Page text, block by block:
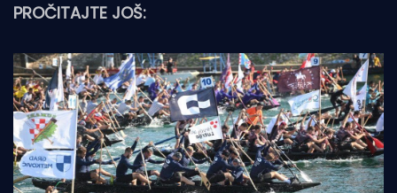
PROČITAJTE JOŠ: